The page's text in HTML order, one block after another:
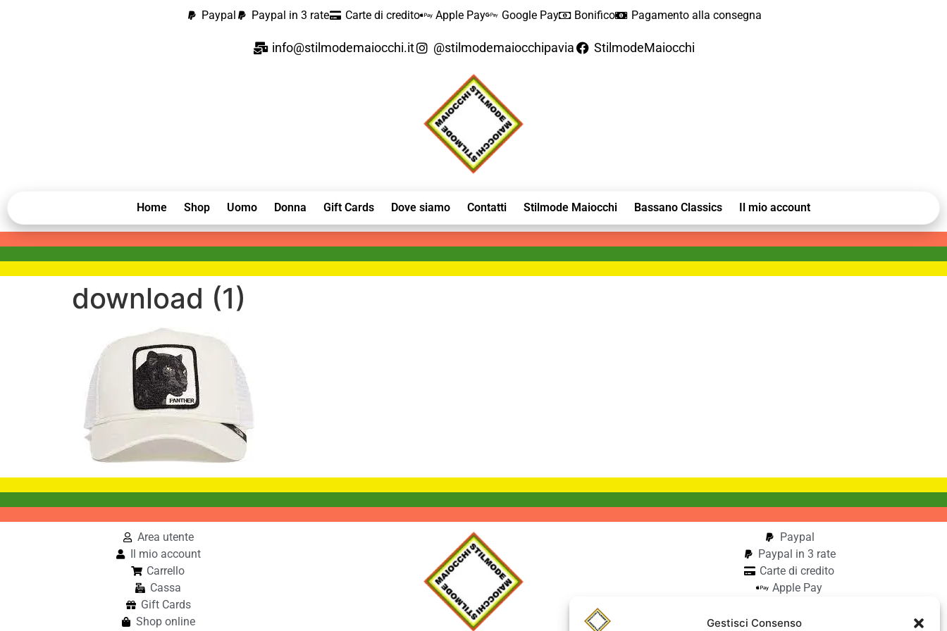
Gestisci Consenso
Paypal Paypal in 3 rate Carte di credito Apple Pay Google Pay Bonifico Pagamento alla consegna
info@stilmodemaiocchi.it @stilmodemaiocchipavia StilmodeMaiocchi
Home Shop Uomo Donna Gift Cards Dove siamo Contatti Stilmode Maiocchi Bassano Classics Il mio account
download (1)
Area utente
Il mio account
Carrello
Cassa
Gift Cards
Shop online
Paypal
Paypal in 3 rate
Carte di credito
Apple Pay
Bonifico